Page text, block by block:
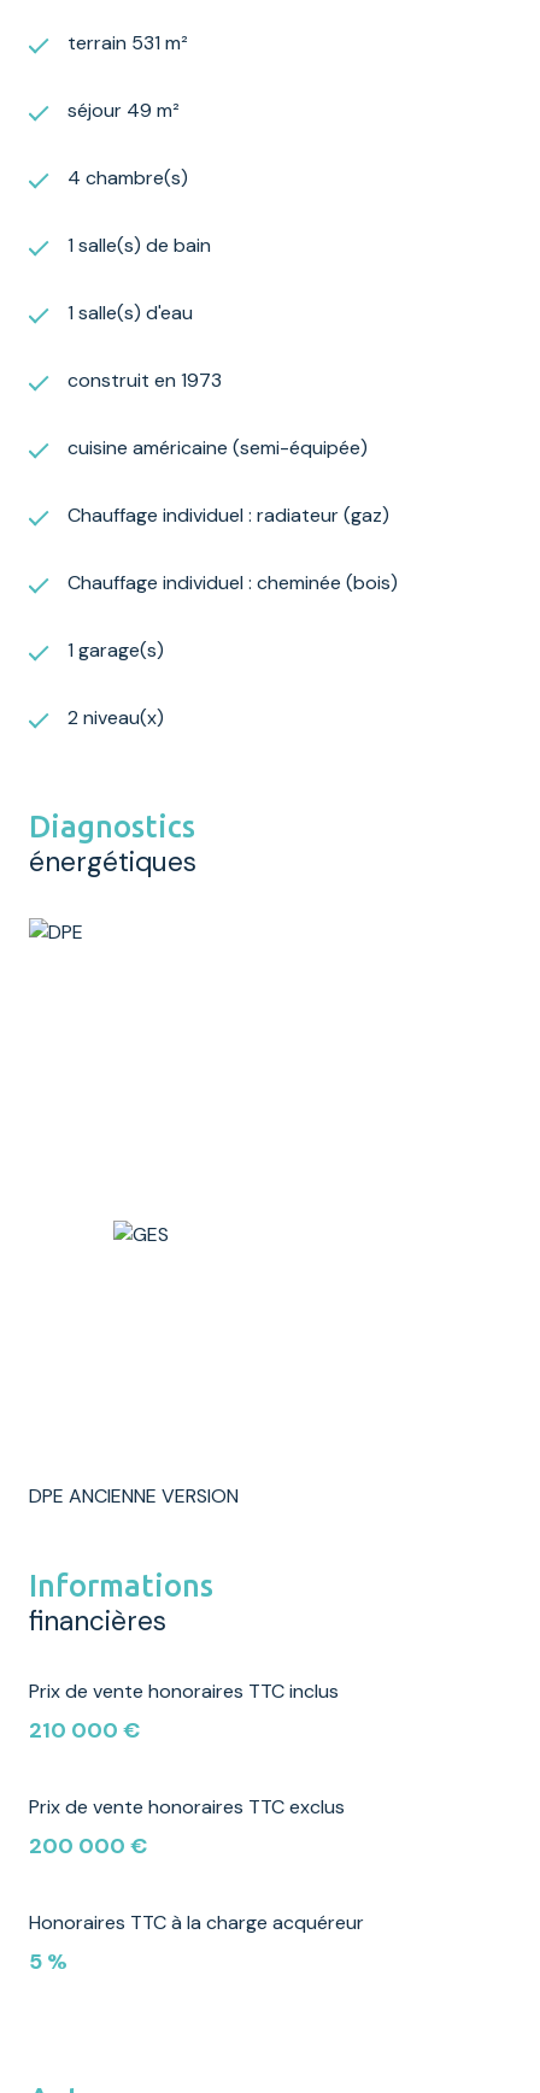
terrain 531 m²
séjour 49 m²
4 chambre(s)
1 salle(s) de bain
1 salle(s) d'eau
construit en 1973
cuisine américaine (semi-équipée)
Chauffage individuel : radiateur (gaz)
Chauffage individuel : cheminée (bois)
1 garage(s)
2 niveau(x)
Diagnostics
énergétiques
DPE ANCIENNE VERSION
Informations
financières
Prix de vente honoraires TTC inclus
210 000 €
Prix de vente honoraires TTC exclus
200 000 €
Honoraires TTC à la charge acquéreur
5 %